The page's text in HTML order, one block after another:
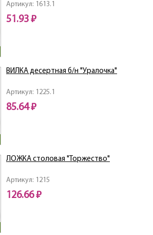
Артикул: 1613.1
51.93 ₽
Артикул: 1225.1
ВИЛКА десертная б/н "Уралочка"
85.64 ₽
Артикул: 1215
ЛОЖКА столовая "Торжество"
126.66 ₽